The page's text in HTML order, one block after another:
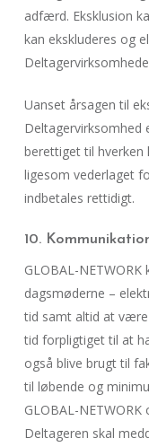
adfærd. Eksklusion
kan ekskluderes og
Uanset årsagen til
Deltagervirksomhed
berettiget til hverken
ligesom vederlaget
indbetales rettidigt.
10.
GLOBAL-
dagsmøderne –
tid samt altid at
tid forpligtiget til at
også blive brugt til
til løbende og
GLOBAL-
Deltageren skal